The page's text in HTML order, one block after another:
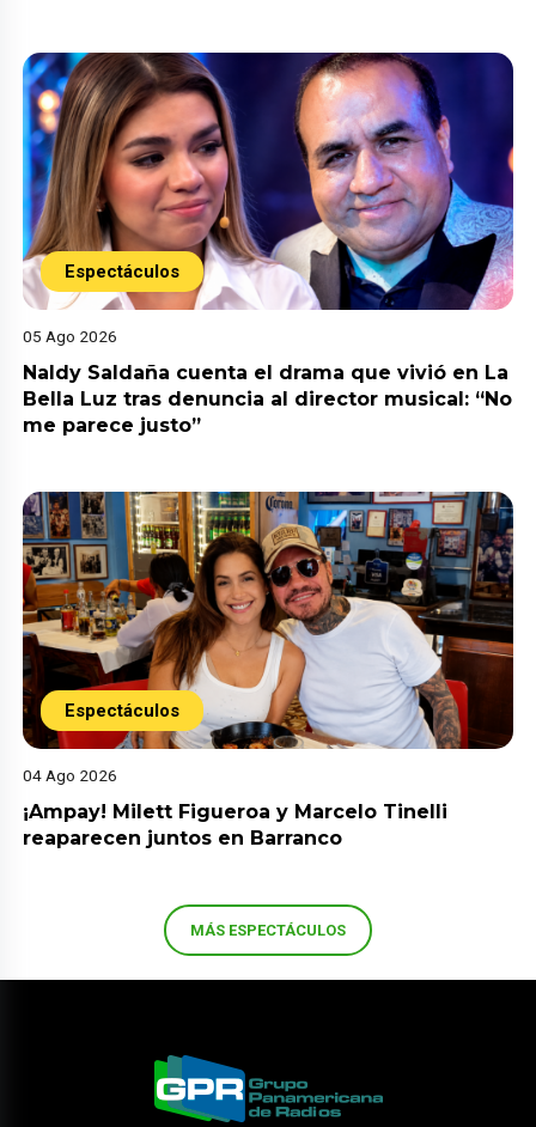
Espectáculos
05 Ago 2026
Naldy Saldaña cuenta el drama que vivió en La
Bella Luz tras denuncia al director musical: “No
me parece justo”
Espectáculos
04 Ago 2026
¡Ampay! Milett Figueroa y Marcelo Tinelli
reaparecen juntos en Barranco
MÁS ESPECTÁCULOS